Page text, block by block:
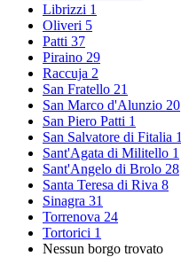
Librizzi 1
Oliveri 5
Patti 37
Piraino 29
Raccuja 2
San Fratello 21
San Marco d'Alunzio 20
San Piero Patti 1
San Salvatore di Fitalia 1
Sant'Agata di Militello 1
Sant'Angelo di Brolo 28
Santa Teresa di Riva 8
Sinagra 31
Torrenova 24
Tortorici 1
Nessun borgo trovato